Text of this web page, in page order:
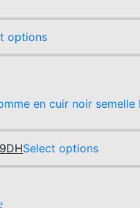
optionsThis
product
variants.
options
may
be
DHCurrent
price
Select optionsThis
product